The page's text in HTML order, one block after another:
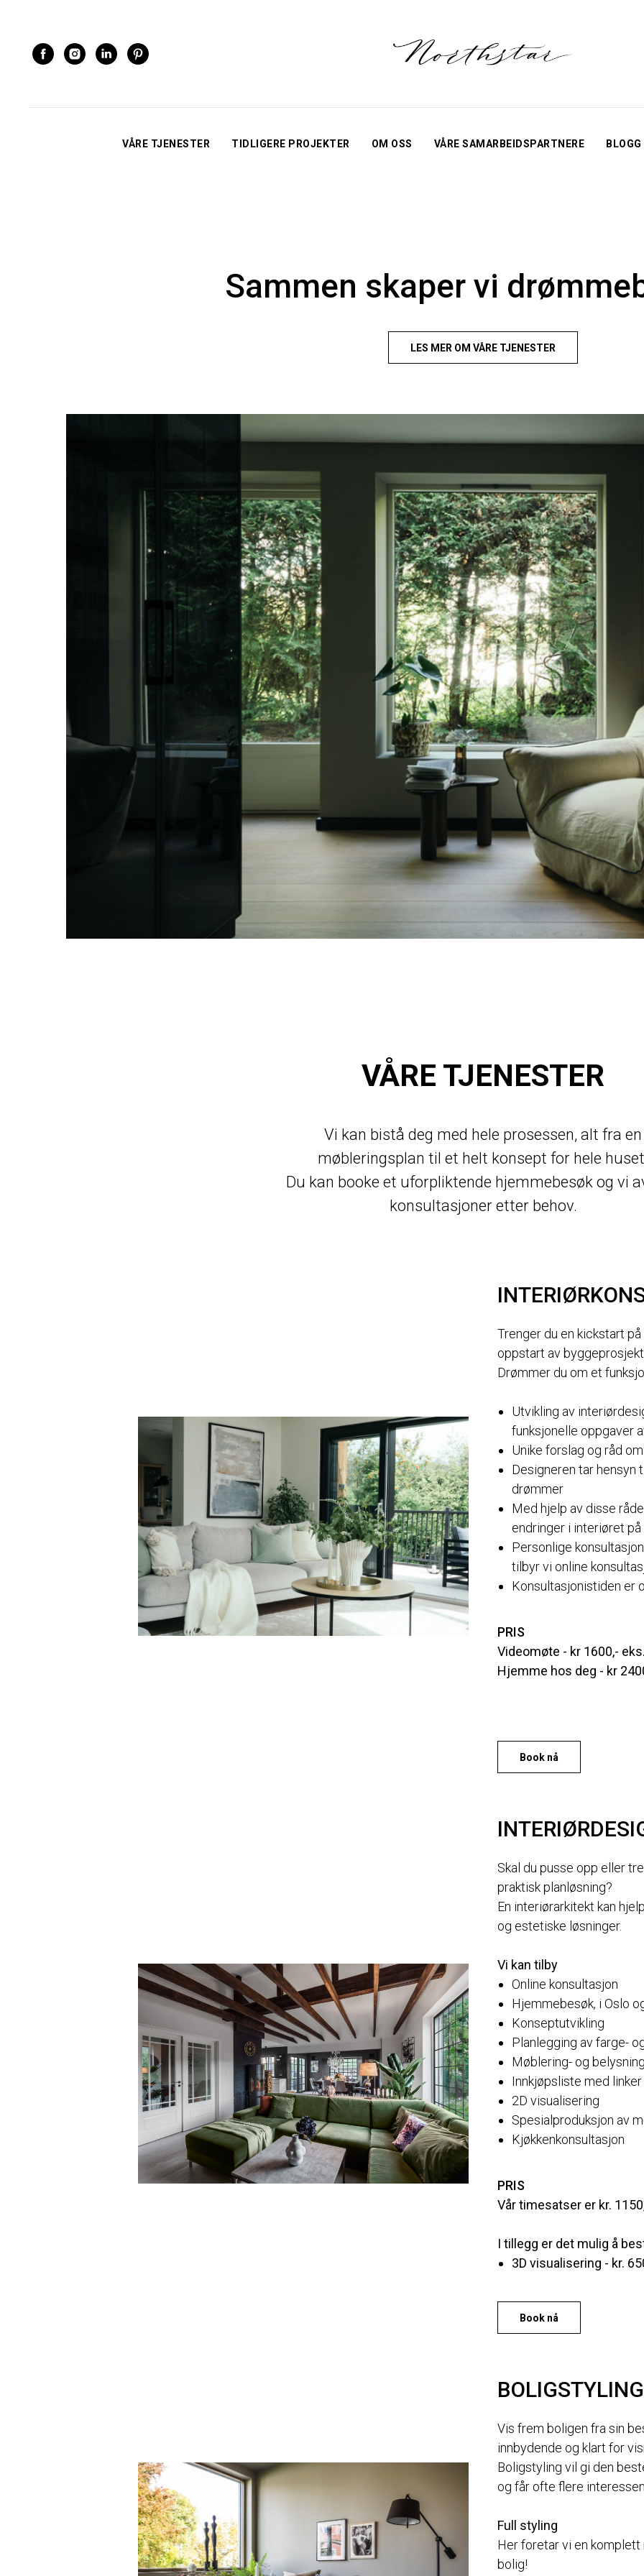
VÅRE TJENESTER TIDLIGERE PROJEKTER OM OSS VÅRE SAMARBEIDSPARTNERE BLOGG
Sammen skaper vi
LES MER OM VÅRE TJENESTER
VÅRE TJENESTER
Vi kan bistå deg med hele prosessen, alt fra en
møbleringsplan til et helt konsept for hele
Du kan booke et uforpliktende hjemmebesøk og vi
konsultasjoner etter behov.
Trenger du en kickstart
oppstart av
Drømmer du om et
Utvikling av
funksjonelle oppgaver
Unike forslag og råd
Designeren tar hensyn
drømmer
Med hjelp av disse
endringer i interiøret på
Personlige
tilbyr vi online
Konsultasjonistiden er
PRIS
Videomøte - kr 1600,-
Hjemme hos deg - kr
Book nå
Skal du pusse opp eller
praktisk planløsning?
En interiørarkitekt kan
og estetiske løsninger.
Vi kan tilby
Online konsultasjon
Hjemmebesøk, i Oslo
Konseptutvikling
Planlegging av farge-
Møblering- og
Innkjøpsliste med linker
2D visualisering
Spesialproduksjon av
Kjøkkenkonsultasjon
PRIS
Vår timesatser er kr.
I tillegg er det mulig å
3D visualisering - kr.
Book nå
BOLIGSTYLING
Vis frem boligen fra sin
innbydende og klart for
Boligstyling vil gi den
og får ofte flere
Full styling
Her foretar vi en
bolig!